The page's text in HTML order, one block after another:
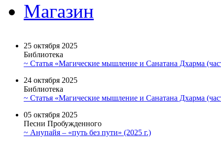
Магазин
25 октября 2025
Библиотека
~ Статья «Магические мышление и Санатана Дхарма
24 октября 2025
Библиотека
~ Статья «Магические мышление и Санатана Дхарма
05 октября 2025
Песни Пробужденного
~ Анупайя – «путь без пути» (2025 г.)